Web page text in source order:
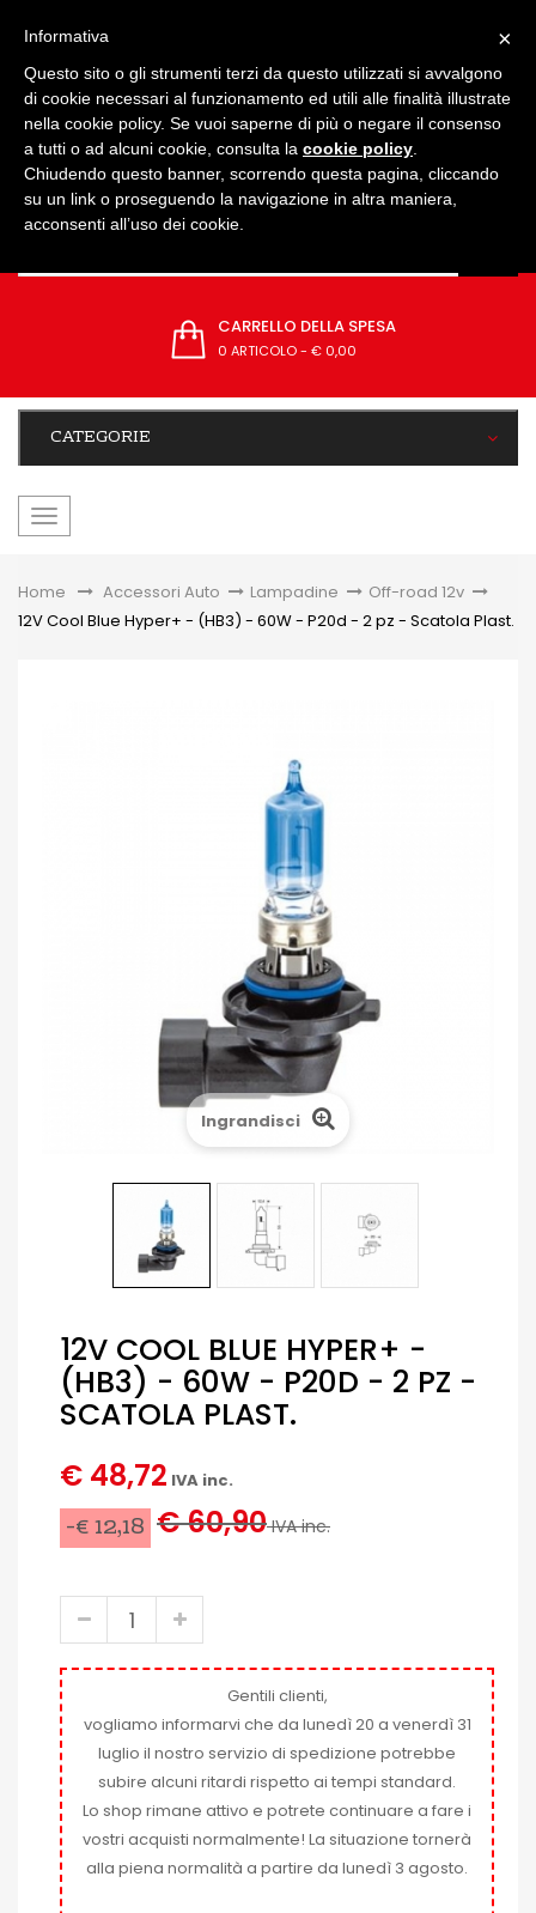
CARRELLO DELLA SPESA
0 ARTICOLO- € 0,00
CATEGORIE
navigazione
Home &gt;Accessori Auto > Lampadine > Off-road 12v >
12V Cool Blue Hyper+ - (HB3) - 60W - P20d - 2 pz - Scatola Plast.
Ingrandisci
12V COOL BLUE HYPER+ -
(HB3) - 60W - P20D - 2 PZ -
SCATOLA PLAST.
€ 48,72 IVA inc.
-€ 12,18 € 60,90IVA inc.
Gentili clienti,
vogliamo informarvi che da lunedì 20 a venerdì 31
luglio il nostro servizio di spedizione potrebbe
subire alcuni ritardi rispetto ai tempi standard.
Lo shop rimane attivo e potrete continuare a fare i
vostri acquisti normalmente! La situazione tornerà
alla piena normalità a partire da lunedì 3 agosto.
×
Informativa
Questo sito o gli strumenti terzi da questo utilizzati si avvalgono
di cookie necessari al funzionamento ed utili alle finalità illustrate
nella cookie policy. Se vuoi saperne di più o negare il consenso
a tutti o ad alcuni cookie, consulta la cookie policy
Chiudendo questo banner, scorrendo questa pagina, cliccando
su un link o proseguendo la navigazione in altra maniera,
acconsenti all’uso dei cookie.